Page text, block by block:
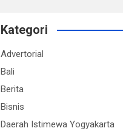
Kategori
Advertorial
Bali
Berita
Bisnis
Daerah Istimewa Yogyakarta